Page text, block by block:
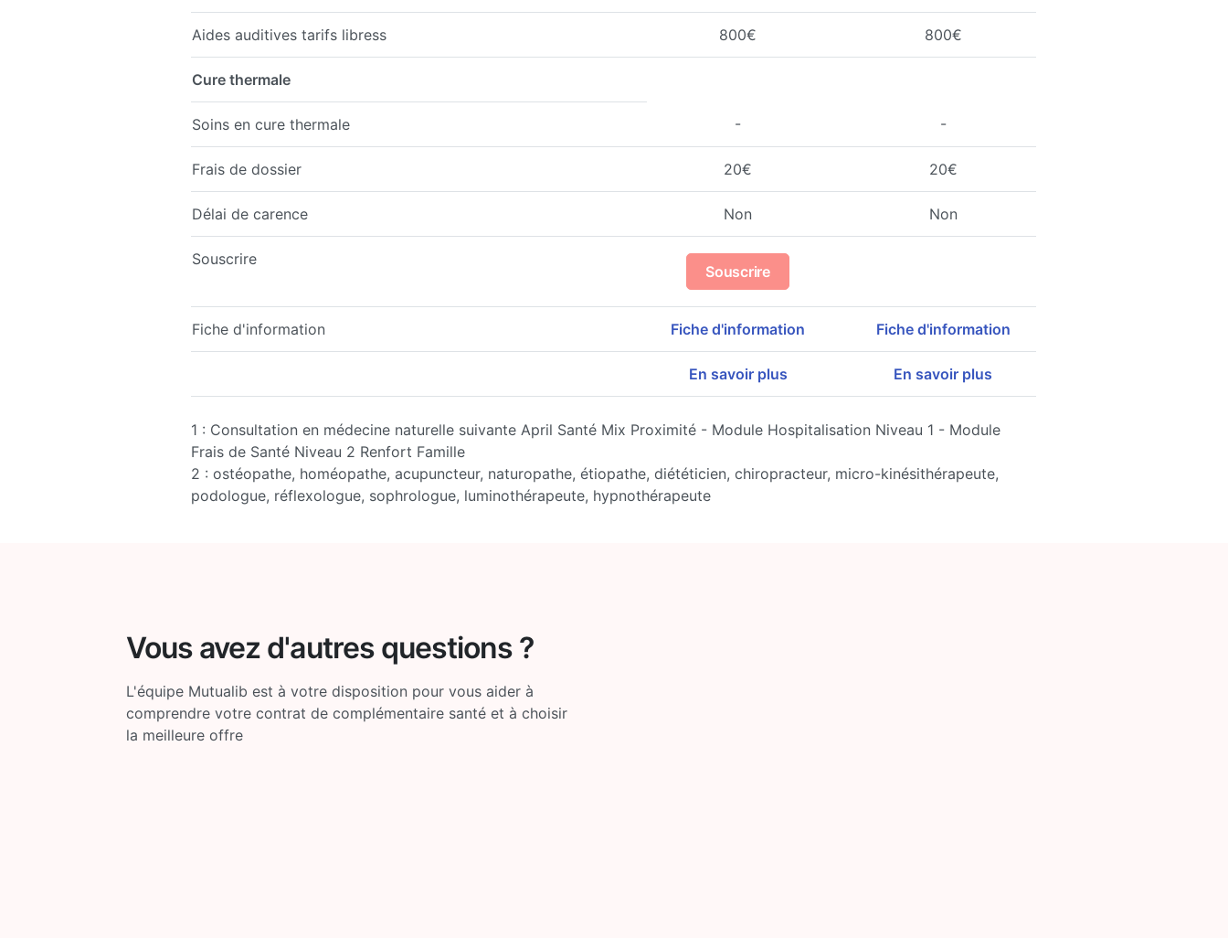
Aides auditives tarifs libress 800€ 800€
Cure thermale
Soins en cure thermale - -
Frais de dossier 20€ 20€
Délai de carence Non Non
Souscrire
Souscrire
Fiche d'information Fiche d'information Fiche d'information
En savoir plus En savoir plus
1 : Consultation en médecine naturelle suivante April Santé Mix Proximité - Module Hospitalisation Niveau 1 - Module
Frais de Santé Niveau 2 Renfort Famille
2 : ostéopathe, homéopathe, acupuncteur, naturopathe, étiopathe, diététicien, chiropracteur, micro-kinésithérapeute,
podologue, réflexologue, sophrologue, luminothérapeute, hypnothérapeute
Vous avez d'autres questions ?
L'équipe Mutualib est à votre disposition pour vous aider à
comprendre votre contrat de complémentaire santé et à choisir
la meilleure offre